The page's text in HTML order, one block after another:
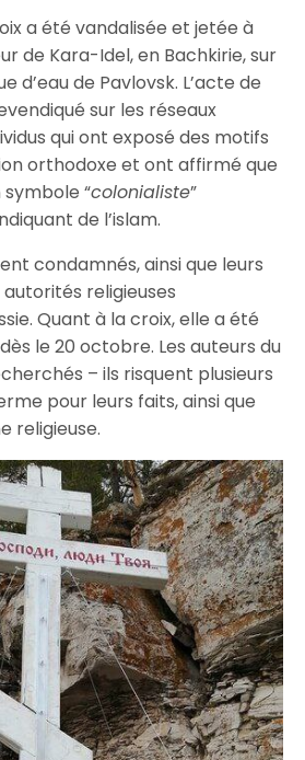
a été vandalisée et jetée à
de Kara-Idel, en Bachkirie, sur
d’eau de Pavlovsk. L’acte de
sur les réseaux
qui ont exposé des motifs
orthodoxe et ont affirmé que
“colonialiste”
de l’islam.
condamnés, ainsi que leurs
religieuses
Quant à la croix, elle a été
le 20 octobre. Les auteurs du
– ils risquent plusieurs
pour leurs faits, ainsi que
religieuse.